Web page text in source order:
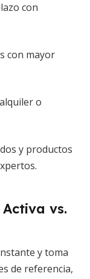
con
con mayor
o
y productos
vs.
y toma
de referencia,